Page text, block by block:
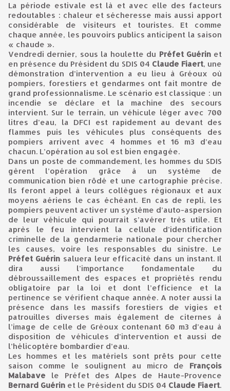
La période estivale est là et avec elle des facteurs
redoutables : chaleur et sécheresse mais aussi apport
considérable de visiteurs et touristes. Et comme
chaque année, les pouvoirs publics anticipent la saison
« chaude ».
Vendredi dernier, sous la houlette du Préfet Guérinet
en présence du Président du SDIS 04 Claude Fiaert, une
démonstration d’intervention a eu lieu à Gréoux où
pompiers, forestiers et gendarmes ont fait montre de
grand professionnalisme. Le scénario est classique : un
incendie se déclare et la machine des secours
intervient. Sur le terrain, un véhicule léger avec 700
litres d’eau, la DFCI est rapidement au devant des
flammes puis les véhicules plus conséquents des
pompiers arrivent avec 4 hommes et 16 m3 d’eau
chacun. L’opération au sol est bien engagée.
Dans un poste de commandement, les hommes du SDIS
gèrent l’opération grâce à un système de
communication bien rôdé et une cartographie précise.
Ils feront appel à leurs collègues régionaux et aux
moyens aériens le cas échéant. En cas de repli, les
pompiers peuvent activer un système d’auto-aspersion
de leur véhicule qui pourrait s’avérer très utile. Et
après le feu intervient la cellule d’identification
criminelle de la gendarmerie nationale pour chercher
les causes, voire les responsables du sinistre. Le
Préfet Guérin saluera leur efficacité dans un instant. Il
dira aussi l’importance fondamentale du
débroussaillement des espaces et propriétés rendu
obligatoire par la loi et dont l’efficience et la
pertinence se vérifient chaque année. A noter aussi la
présence dans les massifs forestiers de vigies et
patrouilles diverses mais également de citernes à
l’image de celle de Gréoux contenant 60 m3 d’eau à
disposition de véhicules d’intervention et aussi de
l’hélicoptère bombardier d’eau.
Les hommes et les matériels sont prêts pour cette
saison comme le soulignent au micro de François
Malabave le Préfet des Alpes de Haute-Provence
Bernard Guérin et le Président du SDIS 04 Claude Fiaert.